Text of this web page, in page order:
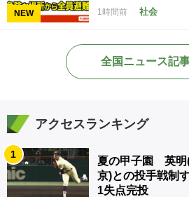
NEW 1時間前 社会
全国ニュース記
アクセスランキング
1
夏の甲子園 英明
京)との投手戦制
1失点完投